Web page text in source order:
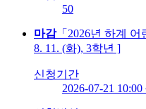
50
마감「2026년 하계 어
8. 11. (화), 3학년 ]
신청기간
2026-07-21